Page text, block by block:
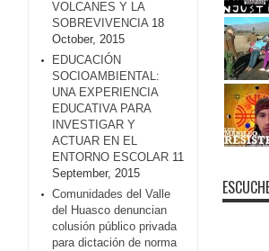
VOLCANES Y LA
SOBREVIVENCIA 18
October, 2015
EDUCACIÓN
SOCIOAMBIENTAL:
UNA EXPERIENCIA
EDUCATIVA PARA
INVESTIGAR Y
ACTUAR EN EL
ENTORNO ESCOLAR 11
September, 2015
Comunidades del Valle
del Huasco denuncian
colusión público privada
para dictación de norma